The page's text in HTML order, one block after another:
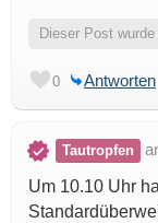
Dieser Post
0 Antworten
Tautropfen
Um 10.10 Uhr